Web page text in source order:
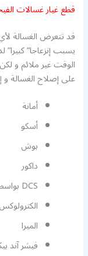
قطع غيار غسالات
قد تتعرض الغسالة
يسبب إنزعاجا” كبيرا”
على إصلاح الغسالة و
أمانة
أسكو
بوش
داكور
DCS بواسطة Fisher & Paykel
الكترولوكس
الميرا
فيشر آند